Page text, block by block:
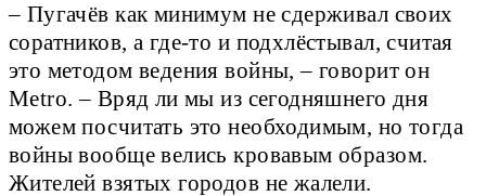
– Пугачёв как минимум не сдерживал своих
соратников, а где-то и подхлёстывал, считая
это методом ведения войны, – говорит он
Metro. – Вряд ли мы из сегодняшнего дня
можем посчитать это необходимым, но тогда
войны вообще велись кровавым образом.
Жителей взятых городов не жалели.